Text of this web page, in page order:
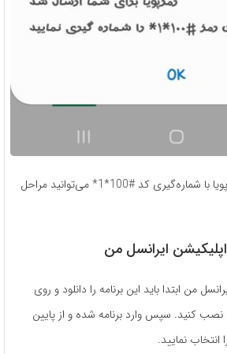
بنابراین پس از دریافت رمز پویا با شماره‌گیری کد #100*1* می‌توانید مراحل
ایرانسل من
من ابتدا باید این برنامه را دانلود و روی
کنید. سپس وارد برنامه شده و از پایین
نمایید.